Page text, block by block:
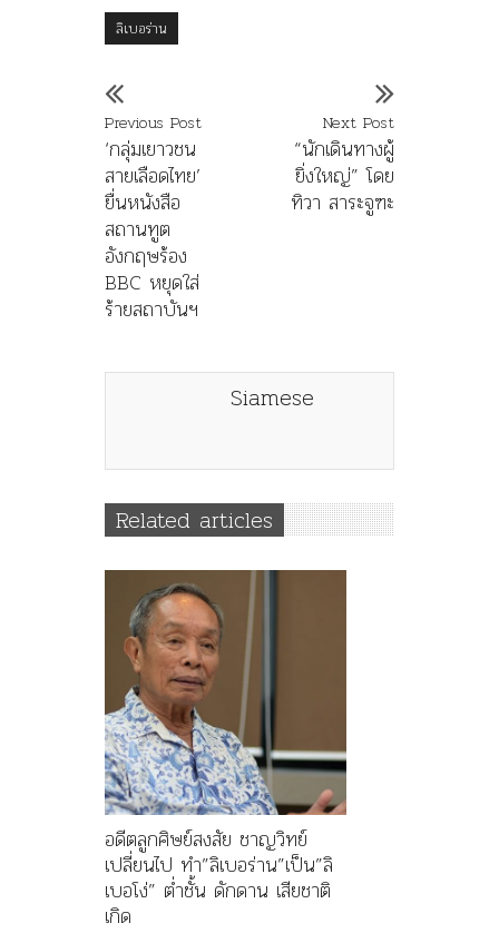
ลิเบอร่าน
Previous Post
‘กลุ่มเยาวชน
สายเลือดไทย’
ยื่นหนังสือ
สถานทูต
อังกฤษร้อง
BBC หยุดใส่
ร้ายสถาบันฯ
Next Post
“นักเดินทางผู้
ยิ่งใหญ่” โดย
ทิวา สาระจูฑะ
Siamese
Related articles
อดีตลูกศิษย์สงสัย ชาญวิทย์
เปลี่ยนไป ทำ”ลิเบอร่าน”เป็น”ลิ
เบอโง่” ต่ำชั้น ดักดาน เสียชาติ
เกิด